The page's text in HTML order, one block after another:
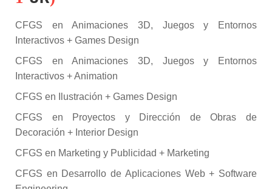
CFGS en Animaciones 3D, Juegos y Entornos
Interactivos + Games Design
CFGS en Animaciones 3D, Juegos y Entornos
Interactivos + Animation
CFGS en Ilustración + Games Design
CFGS en Proyectos y Dirección de Obras de
Decoración + Interior Design
CFGS en Marketing y Publicidad + Marketing
CFGS en Desarrollo de Aplicaciones Web + Software